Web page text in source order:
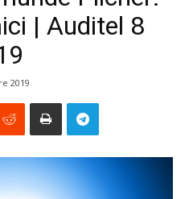
| Auditel 8
2019